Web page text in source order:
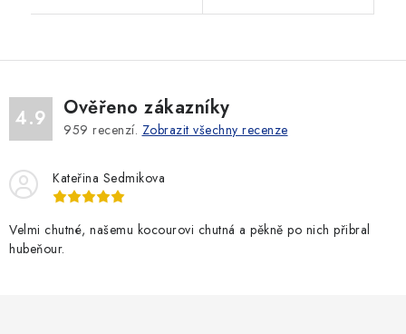
4.9 Ověřeno zákazníky
959 recenzí. Zobrazit všechny recenze
Kateřina Sedmikova
Velmi chutné, našemu kocourovi chutná a pěkně po nich přibral
hubeňour.